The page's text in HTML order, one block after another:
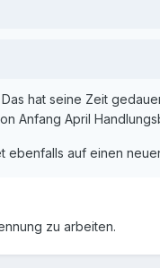
hat seine Zeit
Anfang April
ebenfalls auf einen
zu arbeiten.